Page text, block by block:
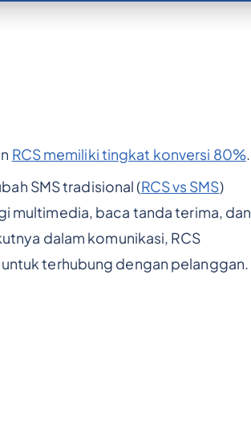
RCS memiliki tingkat konversi 80%.
SMS tradisional (RCS vs SMS)
multimedia, baca tanda terima, dan
dalam komunikasi, RCS
terhubung dengan pelanggan.